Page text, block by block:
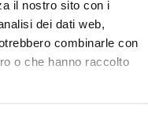
il nostro sito con i
dei dati web,
combinarle con
o che hanno raccolto
industriale,
efficienza nella
Grazie alla